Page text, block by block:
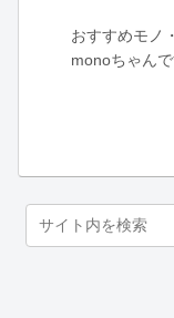
おすすめモノ
monoちゃんで